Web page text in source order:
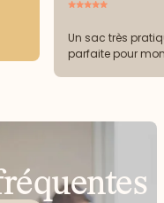
Un sac très
parfaite pour